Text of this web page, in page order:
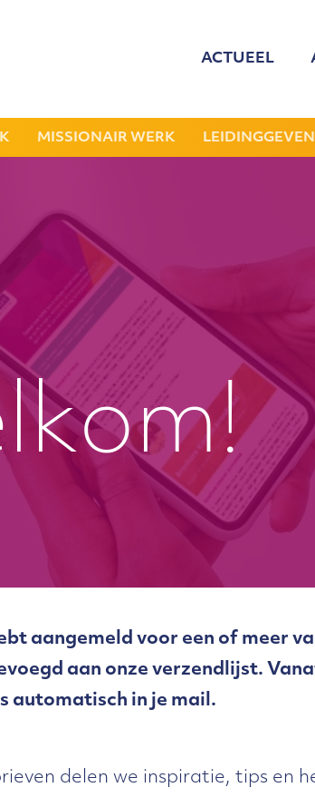
ACTUEEL
MISSIONAIR WERK LEIDINGGEVEN
aangemeld voor een of meer
aan onze verzendlijst.
automatisch in je mail.
delen we inspiratie, tips en